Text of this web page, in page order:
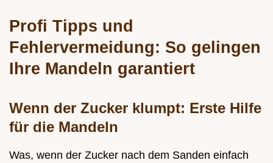
Profi Tipps und
Fehlervermeidung: So gelingen
Ihre Mandeln garantiert
Wenn der Zucker klumpt: Erste Hilfe
für die Mandeln
Was, wenn der Zucker nach dem Sanden einfach